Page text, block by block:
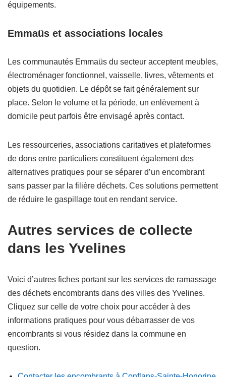
équipements.
Emmaüs et associations locales
Les communautés Emmaüs du secteur acceptent meubles,
électroménager fonctionnel, vaisselle, livres, vêtements et
objets du quotidien. Le dépôt se fait généralement sur
place. Selon le volume et la période, un enlèvement à
domicile peut parfois être envisagé après contact.
Les ressourceries, associations caritatives et plateformes
de dons entre particuliers constituent également des
alternatives pratiques pour se séparer d’un encombrant
sans passer par la filière déchets. Ces solutions permettent
de réduire le gaspillage tout en rendant service.
Autres services de collecte
dans les Yvelines
Voici d’autres fiches portant sur les services de ramassage
des déchets encombrants dans des villes des Yvelines.
Cliquez sur celle de votre choix pour accéder à des
informations pratiques pour vous débarrasser de vos
encombrants si vous résidez dans la commune en
question.